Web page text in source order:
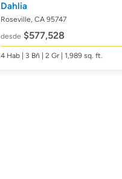
Dahlia
Roseville, CA 95747
desde $577,528
4 Hab| 3 Bñ | 2 Gr | 1,989 sq. ft.